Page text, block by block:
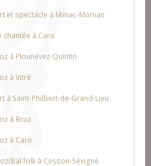
et spectacle à Miniac-Morvan
chantée à Caro
à Plounévez-Quintin
à Vitré
à Saint-Philbert-de-Grand-Lieu
à Bruz
à Caro
Bal folk à Cesson-Sévigné